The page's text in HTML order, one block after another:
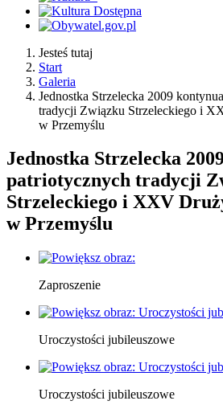
Jesteś tutaj
Start
Galeria
Jednostka Strzelecka 2009
tradycji Związku Strzeleckiego i
w Przemyślu
Jednostka Strzelecka
patriotycznych tradycji
Strzeleckiego i XXV
w Przemyślu
Zaproszenie
Uroczystości jubileuszowe
Uroczystości jubileuszowe